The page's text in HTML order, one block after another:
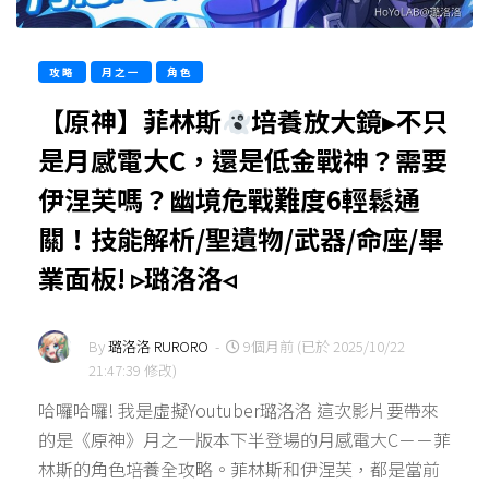
攻略 月之一 角色
【原神】菲林斯
培養放大鏡▸不只
是月感電大C，還是低金戰神？需要
伊涅芙嗎？幽境危戰難度6輕鬆通
關！技能解析/聖遺物/武器/命座/畢
業面板! ▹璐洛洛◃
By璐洛洛 RURORO -
9個月前 (已於 2025/10/22
21:47:39 修改)
哈囉哈囉! 我是虛擬Youtuber璐洛洛 這次影片要帶來
的是《原神》月之一版本下半登場的月感電大C－－菲
林斯的角色培養全攻略。菲林斯和伊涅芙，都是當前